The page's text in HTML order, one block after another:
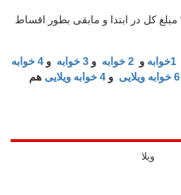
40 % مبلغ کل در ابتدا و مابقی بطور اقساط
1خوابه و و 3 خوابه و
4 خوابه
6 خوابه ویلایی و 4 خوابه ویلایی
هم
ویلا